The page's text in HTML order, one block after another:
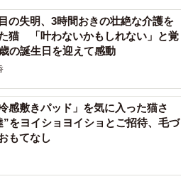
の失明、3時間おきの壮絶な介護を
猫 「叶わないかもしれない」と覚
の誕生日を迎えて感動
感敷きパッド」を気に入った猫さ
”をヨイショヨイショとご招待、毛づ
もてなし